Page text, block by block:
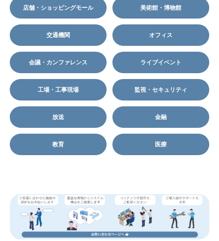
店舗・ショッピングモール 美術館・博物館
交通機関 オフィス
会議・カンファレンス ライブイベント
工場・工事現場 監視・セキュリティ
放送 金融
教育 医療